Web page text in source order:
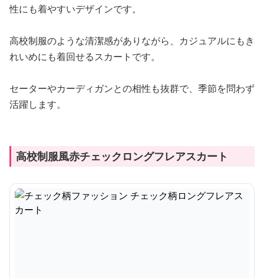
性にも着やすいデザインです。
高校制服のような清潔感がありながら、カジュアルにもき
れいめにも着回せるスカートです。
セーターやカーディガンとの相性も抜群で、季節を問わず
活躍します。
高校制服風赤チェックロングフレアスカート